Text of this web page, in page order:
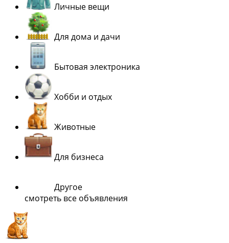
Личные вещи
Для дома и дачи
Бытовая электроника
Хобби и отдых
Животные
Для бизнеса
Другое
смотреть все объявления